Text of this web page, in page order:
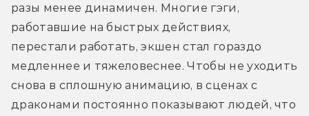
разы менее динамичен. Многие гэги,
работавшие на быстрых действиях,
перестали работать, экшен стал гораздо
медленнее и тяжеловеснее. Чтобы не уходить
снова в сплошную анимацию, в сценах с
драконами постоянно показывают людей, что